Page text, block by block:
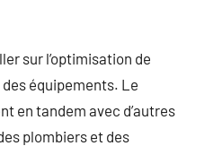
sur l’optimisation de
des équipements. Le
en tandem avec d’autres
plombiers et des